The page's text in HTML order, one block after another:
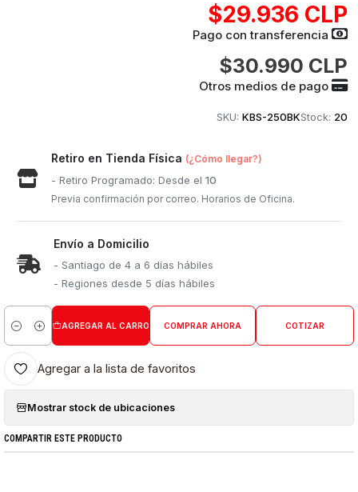
$29.936 CLP
Pago con transferencia
$30.990 CLP
Otros medios de pago
SKU: KBS-250BKStock: 20
Retiro en Tienda Física (¿Cómo llegar?)
- Retiro Programado: Desde el10
Previa confirmación por correo. Horarios de Oficina.
Envío a Domicilio
- Santiago de 4 a 6 días hábiles
- Regiones desde 5 días hábiles
Cantidad
AGREGAR AL CARRO COMPRAR AHORA COTIZAR
Agregar a la lista de favoritos
Mostrar stock de ubicaciones
COMPARTIR ESTE PRODUCTO